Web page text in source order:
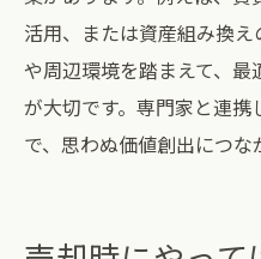
活用、または資産組み換
や周辺環境を踏まえて、
が大切です。専門家と連
で、思わぬ価値創出につな